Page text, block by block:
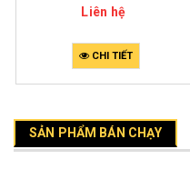
Liên hệ
CHI TIẾT
SẢN PHẨM BÁN CHẠY